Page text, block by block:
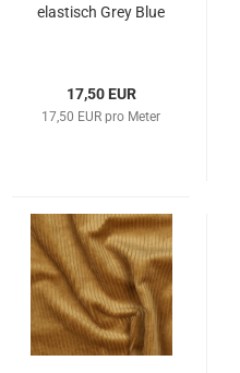
elastisch Grey Blue
17,50 EUR
17,50 EUR pro Meter